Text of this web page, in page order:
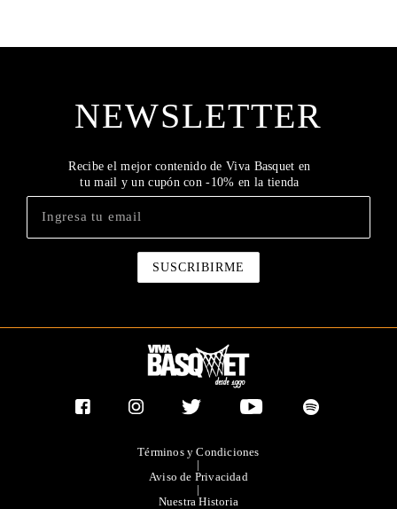
NEWSLETTER
Recibe el mejor contenido de Viva Basquet en
tu mail y un cupón con -10% en la tienda
Términos y Condiciones
|
Aviso de Privacidad
|
Nuestra Historia